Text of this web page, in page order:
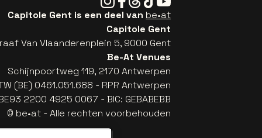
Capitole Gent is een deel van be•at
Capitole Gent
Van Vlaanderenplein 5, 9000 Gent
Be-At Venues
Schijnpoortweg 119, 2170 Antwerpen
(BE) 0461.051.688 - RPR Antwerpen
2200 4925 0067 - BIC: GEBABEBB
© be•at - Alle rechten voorbehouden